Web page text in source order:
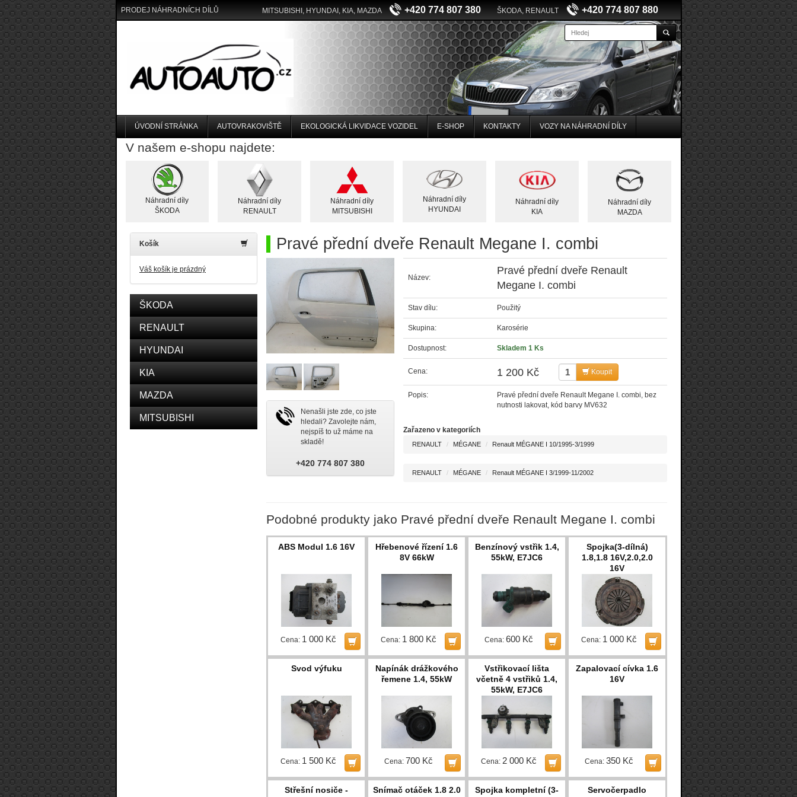
PRODEJ NÁHRADNÍCH DÍLŮ MITSUBISHI, HYUNDAI, KIA, MAZDA +420 774 807 380 ŠKODA, RENAULT +420 774 807 880
ÚVODNÍ STRÁNKA AUTOVRAKOVIŠTĚ EKOLOGICKÁ LIKVIDACE VOZIDEL E-SHOP KONTAKTY VOZY NA NÁHRADNÍ DÍLY
V našem e-shopu najdete:
Náhradní díly
ŠKODA
Náhradní díly
RENAULT
Náhradní díly
MITSUBISHI
Náhradní díly
HYUNDAI
Náhradní díly
KIA
Náhradní díly
MAZDA
Košík
Váš košík je prázdný
ŠKODA
RENAULT
HYUNDAI
KIA
MAZDA
MITSUBISHI
Pravé přední dveře Renault Megane I. combi
Nenašli jste zde, co jste
hledali? Zavolejte nám,
nejspíš to už máme na
skladě!
+420 774 807 380
Název:
Pravé přední dveře Renault
Megane I. combi
Stav dílu: Použitý
Skupina: Karosérie
Dostupnost: Skladem 1 Ks
Cena: 1 200 Kč Koupit
Popis:
Pravé přední dveře Renault Megane I. combi, bez
nutnosti lakovat, kód barvy MV632
Zařazeno v kategoriích
RENAULT MÉGANE Renault MÉGANE I 10/1995-3/1999
RENAULT MÉGANE Renault MÉGANE I 3/1999-11/2002
Podobné produkty jako Pravé přední dveře Renault Megane I. combi
ABS Modul 1.6 16V
Cena: 1 000 Kč
Hřebenové řízení 1.6
8V 66kW
Cena: 1 800 Kč
Benzínový vstřik 1.4,
55kW, E7JC6
Cena:600 Kč
Spojka(3-dílná)
1.8,1.8 16V,2.0,2.0
16V
Cena: 1 000 Kč
Svod výfuku
Cena: 1 500 Kč
Napínák drážkového
řemene 1.4, 55kW
Cena: 700 Kč
Vstřikovací lišta
včetně 4 vstřiků 1.4,
55kW, E7JC6
Cena:2 000 Kč
Zapalovací cívka 1.6
16V
Cena:350 Kč
Střešní nosiče -
Snímač otáček 1.8 2.0
Spojka kompletní (3-
Servočerpadlo